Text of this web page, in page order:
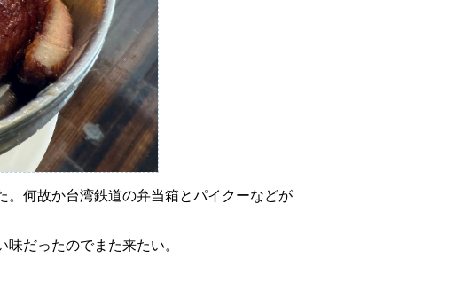
何故か台湾鉄道の弁当箱とパイクーなどが
だったのでまた来たい。